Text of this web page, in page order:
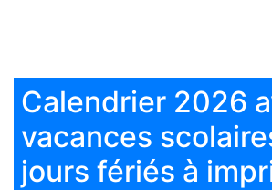
Calendrier 2026
vacances
jours fériés à